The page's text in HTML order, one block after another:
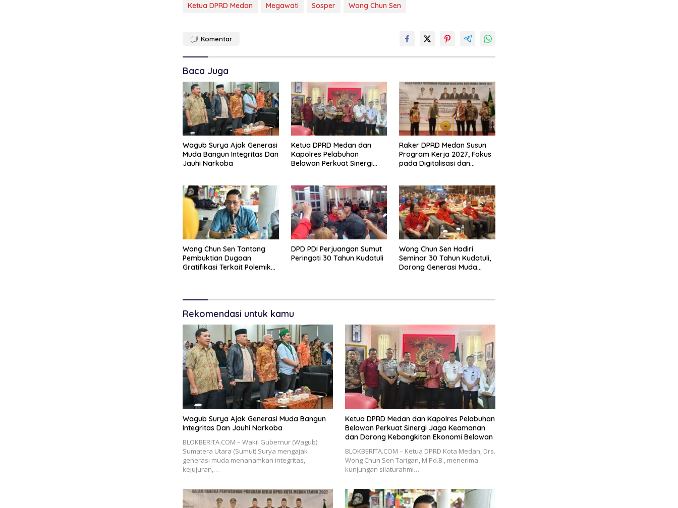
Ketua DPRD Medan Megawati Sosper Wong Chun Sen
Komentar
Baca Juga
Wagub Surya Ajak Generasi
Muda Bangun Integritas Dan
Jauhi Narkoba
Ketua DPRD Medan dan
Kapolres Pelabuhan
Belawan Perkuat Sinergi
Ekonomi Belawan
Raker DPRD Medan Susun
Program Kerja 2027, Fokus
pada Digitalisasi dan
Wong Chun Sen Tantang
Pembuktian Dugaan
Gratifikasi Terkait Polemik
DPD PDI Perjuangan Sumut
Peringati 30 Tahun Kudatuli
Wong Chun Sen Hadiri
Seminar 30 Tahun Kudatuli,
Dorong Generasi Muda
Rekomendasi untuk kamu
Wagub Surya Ajak Generasi Muda Bangun
Integritas Dan Jauhi Narkoba
BLOKBERITA.COM – Wakil Gubernur (Wagub)
Sumatera Utara (Sumut) Surya mengajak
generasi muda menanamkan integritas,
kejujuran,…
Ketua DPRD Medan dan Kapolres Pelabuhan
Belawan Perkuat Sinergi Jaga Keamanan
dan Dorong Kebangkitan Ekonomi Belawan
BLOKBERITA.COM – Ketua DPRD Kota Medan, Drs.
Wong Chun Sen Tarigan, M.Pd.B., menerima
kunjungan silaturahmi…